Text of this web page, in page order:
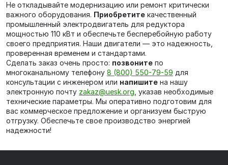
Не откладывайте модернизацию или ремонт критически
важного оборудования. Приобретите качественный
промышленный электродвигатель для редуктора
мощностью 110 кВт и обеспечьте бесперебойную работу
своего предприятия. Наши двигатели — это надежность,
проверенная временем и стандартами.
Сделать заказ очень просто: позвоните по
многоканальному телефону 8 (800) 550-79-59 для
консультации с инженером или напишите на нашу
электронную почту zakaz@uesk.org , указав необходимые
технические параметры. Мы оперативно подготовим для
вас коммерческое предложение и организуем быструю
отгрузку. Обеспечьте свое производство энергией
надежности!